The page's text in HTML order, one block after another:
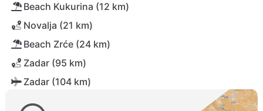
Beach Kukurina (12 km)
Novalja (21 km)
Beach Zrće (24 km)
Zadar (95 km)
Zadar (104 km)